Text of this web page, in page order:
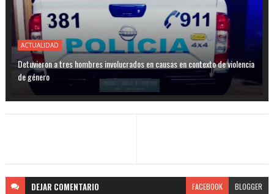
ACTUALIDAD
Detuvieron a tres hombres involucrados en causas en contexto de violencia
de género
DEJAR COMENTARIO FACEBOOK BLOGGER